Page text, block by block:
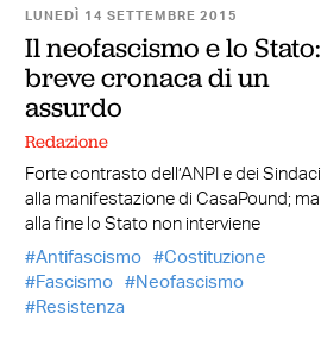
LUNEDÌ 14 SETTEMBRE 2015
Il neofascismo e lo Stato:
breve cronaca di un
assurdo
Redazione
Forte contrasto dell’ANPI e dei Sindaci
alla manifestazione di CasaPound; ma
alla fine lo Stato non interviene
Antifascismo
Costituzione
Fascismo
Neofascismo
Resistenza